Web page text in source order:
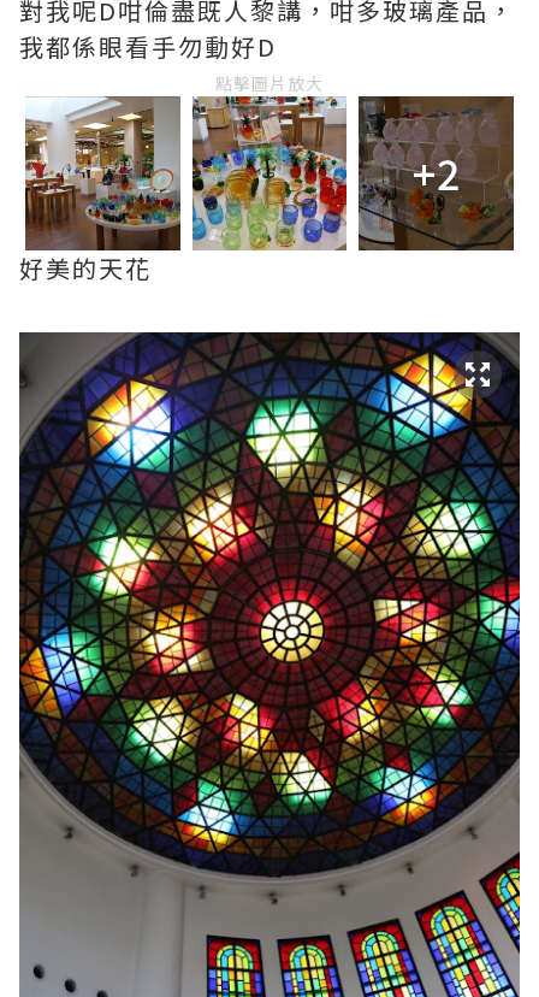
對我呢D咁倫盡既人黎講，咁多玻璃產品，
我都係眼看手勿動好D
點擊圖片放大
+2
好美的天花